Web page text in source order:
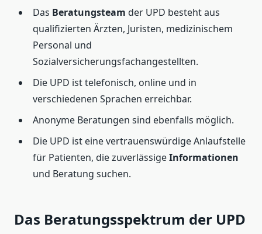
Das Beratungsteam der UPD besteht aus
qualifizierten Ärzten, Juristen, medizinischem
Personal und
Sozialversicherungsfachangestellten.
Die UPD ist telefonisch, online und in
verschiedenen Sprachen erreichbar.
Anonyme Beratungen sind ebenfalls möglich.
Die UPD ist eine vertrauenswürdige Anlaufstelle
für Patienten, die zuverlässigeInformationen
und Beratung suchen.
Das Beratungsspektrum der UPD